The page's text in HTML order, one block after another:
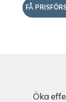
FÅ
Öka